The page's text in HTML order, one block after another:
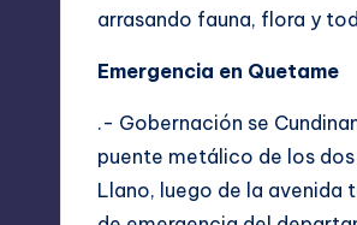
arrasando fauna, flora y
Emergencia en Quetame
.- Gobernación se
puente metálico de los dos
Llano, luego de la avenida